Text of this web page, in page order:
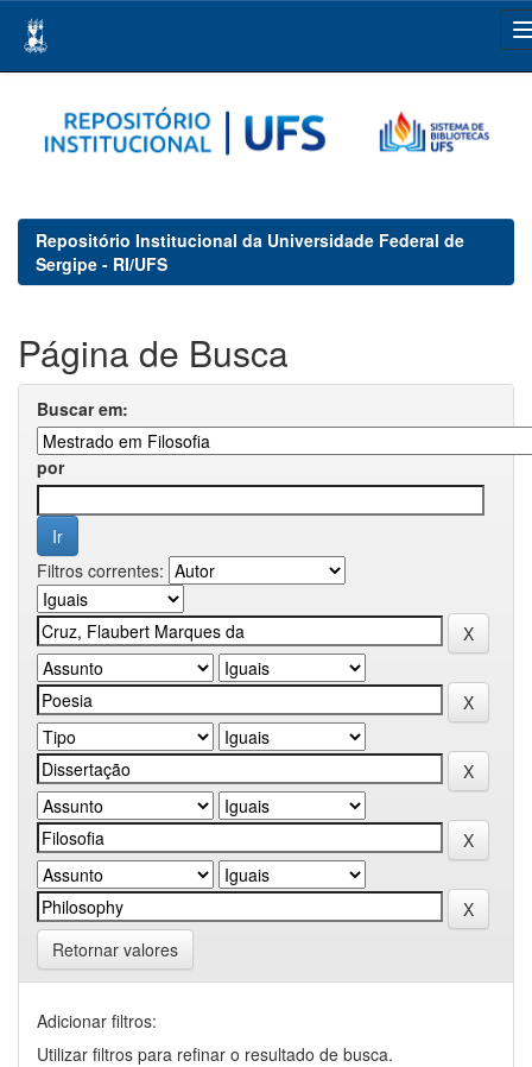
navigation
Repositório Institucional da Universidade Federal de
Sergipe - RI/UFS
Página de Busca
Buscar em:
por
Filtros correntes:
Retornar valores
Adicionar filtros:
Utilizar filtros para refinar o resultado de busca.